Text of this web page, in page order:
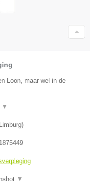
Loon, maar wel in de
▼
Limburg)
▼